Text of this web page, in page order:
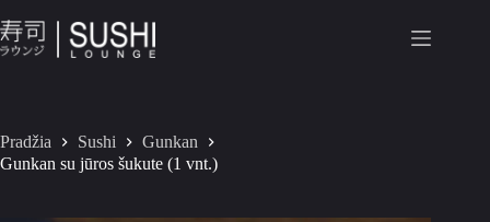
Pradžia Sushi
Gunkan
Gunkan su jūros šukute (1 vnt.)